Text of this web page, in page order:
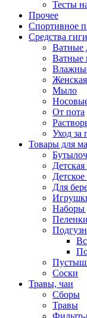
Тесты
Прочее
Спортивное
Средства
Ватные
Ватные
Мыло
От пота
Уход за
Товары для
Для
Наборы
Пеленки
Соски
Травы, чаи
Сборы
Травы